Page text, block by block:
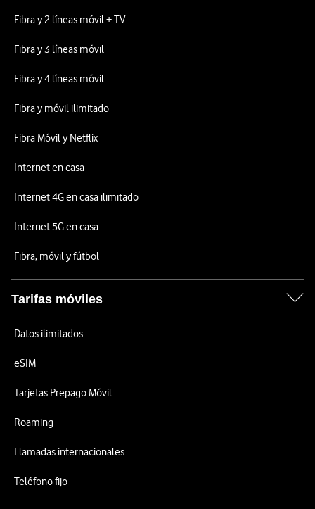
Fibra y 2 líneas móvil + TV
Fibra y 3 líneas móvil
Fibra y 4 líneas móvil
Fibra y móvil ilimitado
Fibra Móvil y Netflix
Internet en casa
Internet 4G en casa ilimitado
Internet 5G en casa
Fibra, móvil y fútbol
Tarifas móviles
Datos ilimitados
eSIM
Tarjetas Prepago Móvil
Roaming
Llamadas internacionales
Teléfono fijo